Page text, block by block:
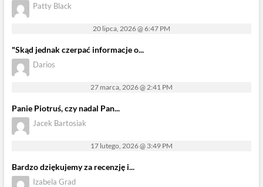
Patty Black
20 lipca, 2026 @ 6:47 PM
"Skąd jednak czerpać informacje o...
Darios
27 marca, 2026 @ 2:41 PM
Panie Piotruś, czy nadal Pan...
Jacek Bartosiak
17 lutego, 2026 @ 3:49 PM
Bardzo dziękujemy za recenzję i...
Izabela Grad